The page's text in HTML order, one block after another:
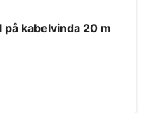
kabelvinda 20 m